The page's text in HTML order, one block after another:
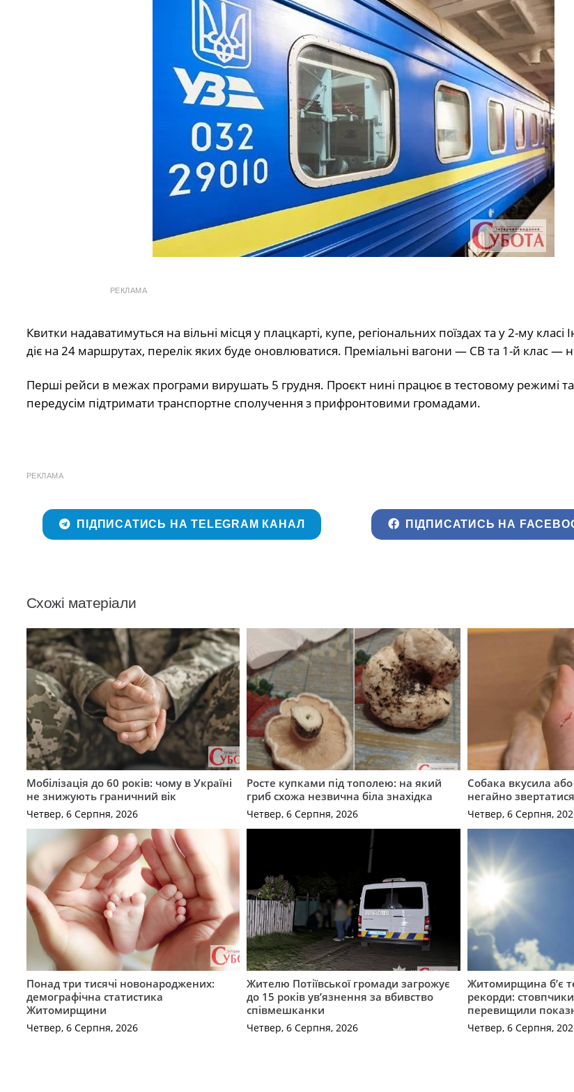
РЕКЛАМА
Квитки надаватимуться на вільні місця у плацкарті, купе, регіональних поїздах та у 2-му класі
діє на 24 маршрутах, перелік яких буде оновлюватися. Преміальні вагони — СВ та 1-й клас —
Перші рейси в межах програми вирушать 5 грудня. Проєкт нині працює в тестовому режимі
передусім підтримати транспортне сполучення з прифронтовими громадами.
РЕКЛАМА
ПІДПИСАТИСЬ НА TELEGRAM КАНАЛ ПІДПИСАТИСЬ НА
Схожі матеріали
Мобілізація до 60 років: чому в Україні
не знижують граничний вік
Четвер, 6 Серпня, 2026
Росте купками під тополею: на який
гриб схожа незвична біла знахідка
Четвер, 6 Серпня, 2026
Собака вкусила
негайно
Четвер, 6 Серпня,
Понад три тисячі новонароджених:
демографічна статистика
Житомирщини
Четвер, 6 Серпня, 2026
Жителю Потіївської громади загрожує
до 15 років ув’язнення за вбивство
співмешканки
Четвер, 6 Серпня, 2026
Житомирщина б’є
рекорди:
перевищили
Четвер, 6 Серпня,